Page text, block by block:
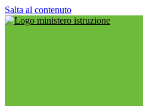
Salta al contenuto